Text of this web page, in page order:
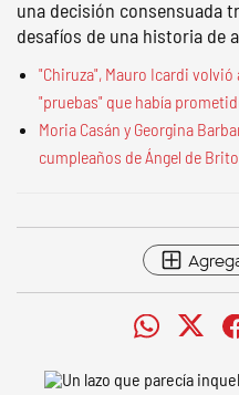
una decisión consensuada
desafíos de una historia de
"Chiruza", Mauro Icardi
"pruebas" que había
Moria Casán y Georgina
cumpleaños de Ángel de Brito